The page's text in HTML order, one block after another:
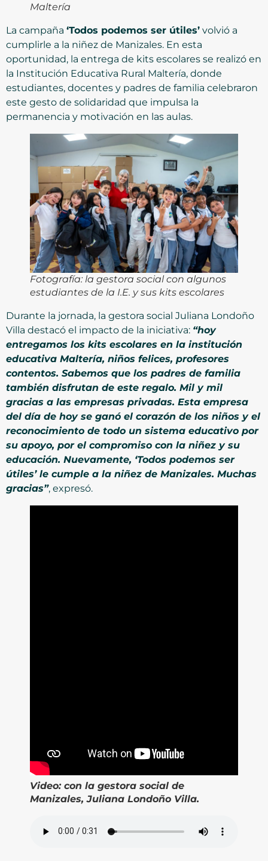
Maltería
La campaña ‘Todos podemos ser útiles’ volvió a
cumplirle a la niñez de Manizales. En esta
oportunidad, la entrega de kits escolares se realizó en
la Institución Educativa Rural Maltería, donde
estudiantes, docentes y padres de familia celebraron
este gesto de solidaridad que impulsa la
permanencia y motivación en las aulas.
Fotografía: la gestora social con algunos
estudiantes de la I.E. y sus kits escolares
Durante la jornada, la gestora social Juliana Londoño
Villa destacó el impacto de la iniciativa: “hoy
entregamos los kits escolares en la institución
educativa Maltería, niños felices, profesores
contentos. Sabemos que los padres de familia
también disfrutan de este regalo. Mil y mil
gracias a las empresas privadas. Esta empresa
del día de hoy se ganó el corazón de los niños y el
reconocimiento de todo un sistema educativo por
su apoyo, por el compromiso con la niñez y su
educación. Nuevamente, ‘Todos podemos ser
útiles’ le cumple a la niñez de Manizales. Muchas
gracias”, expresó.
Video: con la gestora social de
Manizales, Juliana Londoño Villa.